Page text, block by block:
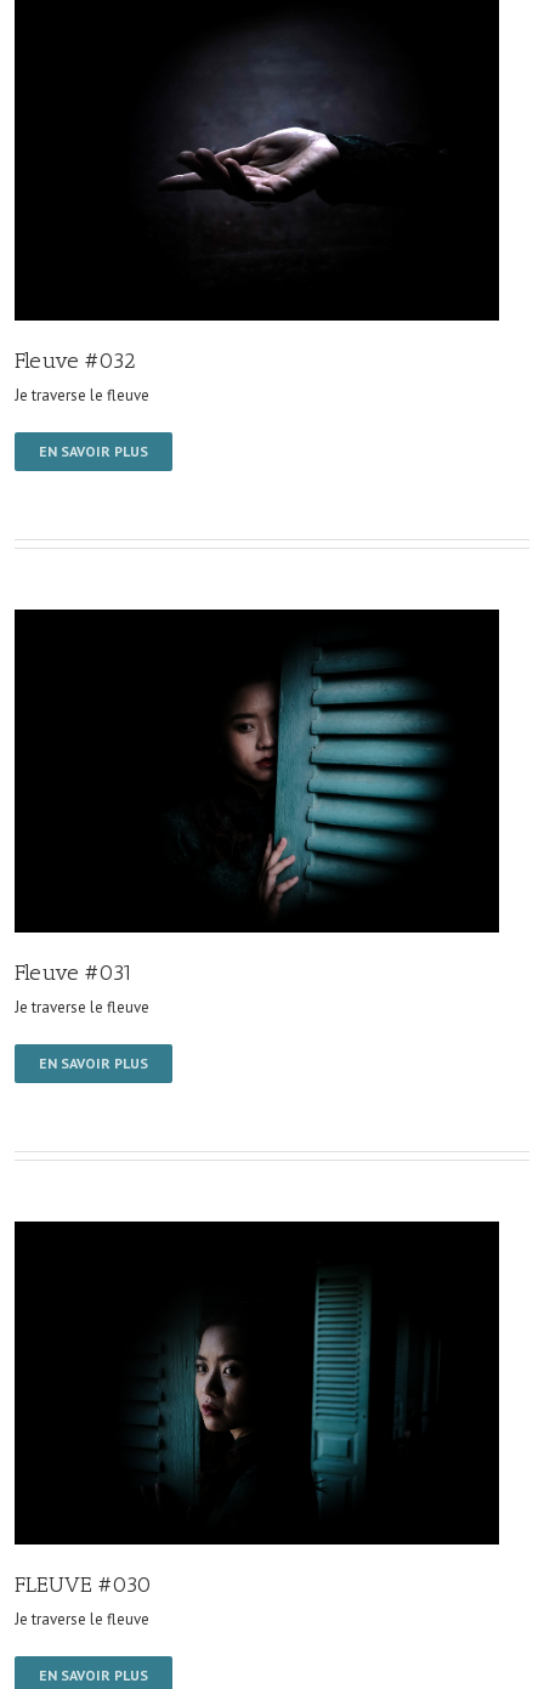
Fleuve #032
Je traverse le fleuve
EN SAVOIR PLUS
Fleuve #031
Je traverse le fleuve
EN SAVOIR PLUS
FLEUVE #030
Je traverse le fleuve
EN SAVOIR PLUS